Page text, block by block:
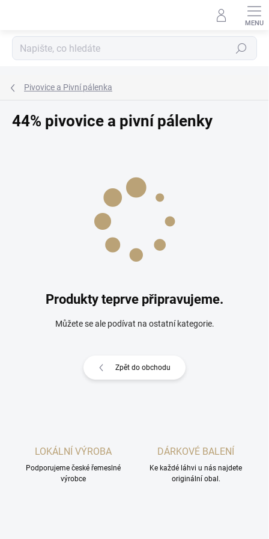
Hledat
Pivovice a Pivní pálenka
44% pivovice a pivní pálenky
Produkty teprve připravujeme.
Můžete se ale podívat na ostatní kategorie.
Zpět do obchodu
LOKÁLNÍ VÝROBA
Podporujeme české řemeslné
výrobce
DÁRKOVÉ BALENÍ
Ke každé láhvi u nás najdete
originální obal.